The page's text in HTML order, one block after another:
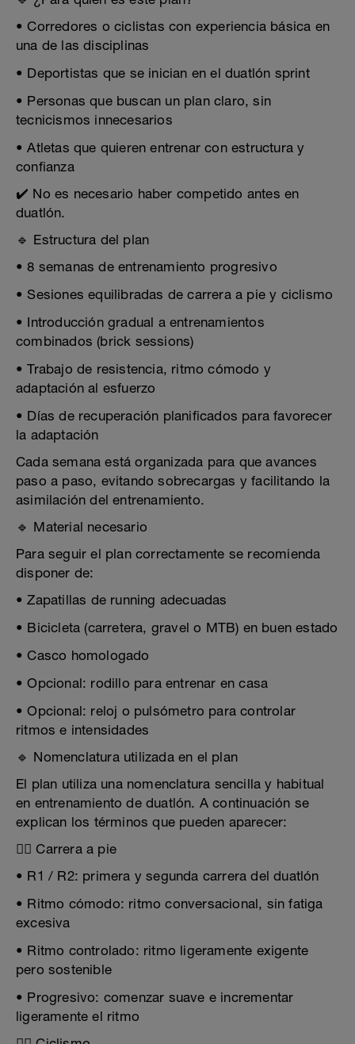
• Corredores o ciclistas con experiencia básica en
una de las disciplinas
• Deportistas que se inician en el duatlón sprint
• Personas que buscan un plan claro, sin
tecnicismos innecesarios
• Atletas que quieren entrenar con estructura y
confianza
✔️ No es necesario haber competido antes en
duatlón.
🔹 Estructura del plan
• 8 semanas de entrenamiento progresivo
• Sesiones equilibradas de carrera a pie y ciclismo
• Introducción gradual a entrenamientos
combinados (brick sessions)
• Trabajo de resistencia, ritmo cómodo y
adaptación al esfuerzo
• Días de recuperación planificados para favorecer
la adaptación
Cada semana está organizada para que avances
paso a paso, evitando sobrecargas y facilitando la
asimilación del entrenamiento.
🔹 Material necesario
Para seguir el plan correctamente se recomienda
disponer de:
• Zapatillas de running adecuadas
• Bicicleta (carretera, gravel o MTB) en buen estado
• Casco homologado
• Opcional: rodillo para entrenar en casa
• Opcional: reloj o pulsómetro para controlar
ritmos e intensidades
🔹 Nomenclatura utilizada en el plan
El plan utiliza una nomenclatura sencilla y habitual
en entrenamiento de duatlón. A continuación se
explican los términos que pueden aparecer:
🏃‍♂️ Carrera a pie
• R1 / R2: primera y segunda carrera del duatlón
• Ritmo cómodo: ritmo conversacional, sin fatiga
excesiva
• Ritmo controlado: ritmo ligeramente exigente
pero sostenible
• Progresivo: comenzar suave e incrementar
ligeramente el ritmo